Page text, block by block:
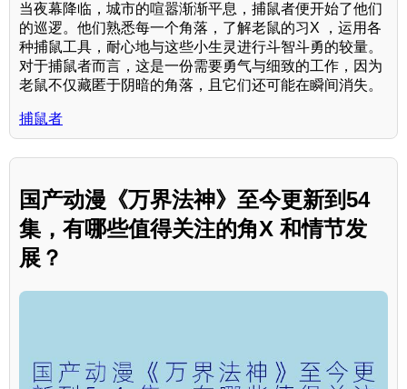
当夜幕降临，城市的喧嚣渐渐平息，捕鼠者便开始了他们
的巡逻。他们熟悉每一个角落，了解老鼠的习X ，运用各
种捕鼠工具，耐心地与这些小生灵进行斗智斗勇的较量。
对于捕鼠者而言，这是一份需要勇气与细致的工作，因为
老鼠不仅藏匿于阴暗的角落，且它们还可能在瞬间消失。
捕鼠者
国产动漫《万界法神》至今更新到54
集，有哪些值得关注的角X 和情节发
展？